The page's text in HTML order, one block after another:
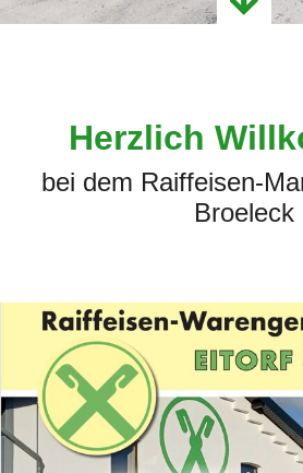
Herzlich
bei dem Raiffeisen-
Broeleck